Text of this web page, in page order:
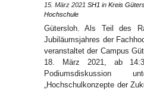
15. März 2021 SH1 in Kreis
Hochschule
Gütersloh. Als Teil des
Jubiläumsjahres der
veranstaltet der Campus
18. März 2021, ab
„Hochschulkonzepte der